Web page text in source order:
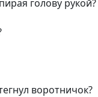
голову рукой?
воротничок?